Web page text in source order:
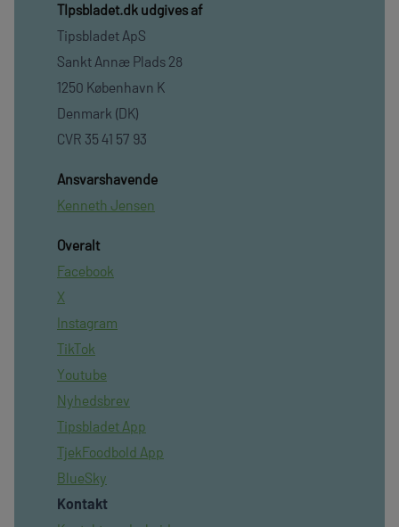
TIpsbladet.dk udgives af
Tipsbladet ApS
Sankt Annæ Plads 28
1250 København K
Denmark (DK)
CVR 35 41 57 93
Ansvarshavende
Kenneth Jensen
Overalt
Facebook
X
Instagram
TikTok
Youtube
Nyhedsbrev
Tipsbladet App
TjekFoodbold App
BlueSky
Kontakt